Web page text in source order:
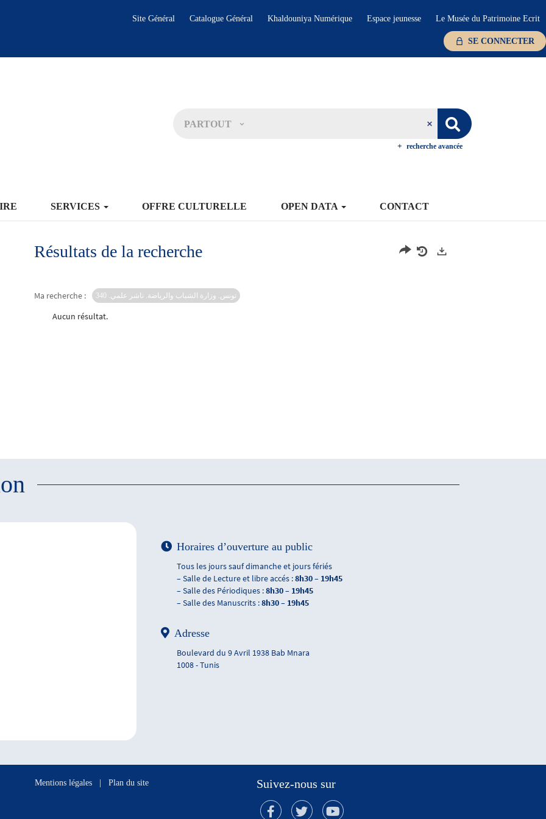
Site Général Catalogue Général Khaldouniya Numérique Espace jeunesse Le Musée du Patrimoine Ecrit
SE CONNECTER
PARTOUT
recherche avancée
SERVICES OFFRE CULTURELLE OPEN DATA CONTACT
Résultats de la recherche
Ma recherche : تونس. وزارة الشباب والرياضة. ناشر علمي. 340
Aucun résultat.
Horaires d’ouverture au public
Tous les jours sauf dimanche et jours fériés
– Salle de Lecture et libre accés :8h30 – 19h45
– Salle des Périodiques :8h30 – 19h45
– Salle des Manuscrits :8h30 – 19h45
Adresse
Boulevard du 9 Avril 1938 Bab Mnara
1008 - Tunis
Mentions légales Plan du site Suivez-nous sur